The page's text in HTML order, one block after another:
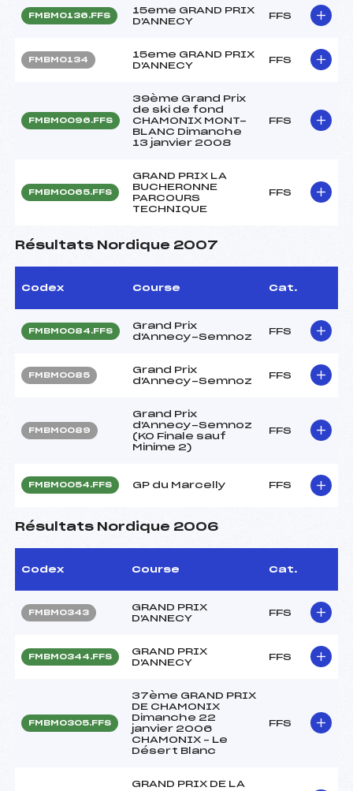
FMBM0136.FFS
15eme GRAND PRIX
D'ANNECY
FFS
FMBM0134
15eme GRAND PRIX
D'ANNECY
FFS
FMBM0096.FFS
39ème Grand Prix
de ski de fond
CHAMONIX MONT-
BLANC Dimanche
13 janvier 2008
FFS
FMBM0065.FFS
GRAND PRIX LA
BUCHERONNE
PARCOURS
TECHNIQUE
FFS
Résultats Nordique 2007
Codex Course Cat.
FMBM0084.FFS
Grand Prix
d'Annecy-Semnoz
FFS
FMBM0085
Grand Prix
d'Annecy-Semnoz
FFS
FMBM0089
Grand Prix
d'Annecy-Semnoz
(KO Finale sauf
Minime 2)
FFS
FMBM0054.FFS GP du Marcelly FFS
Résultats Nordique 2006
Codex Course Cat.
FMBM0343
GRAND PRIX
D'ANNECY
FFS
FMBM0344.FFS
GRAND PRIX
D'ANNECY
FFS
FMBM0305.FFS
37ème GRAND PRIX
DE CHAMONIX
Dimanche 22
janvier 2006
CHAMONIX – Le
Désert Blanc
FFS
GRAND PRIX DE LA